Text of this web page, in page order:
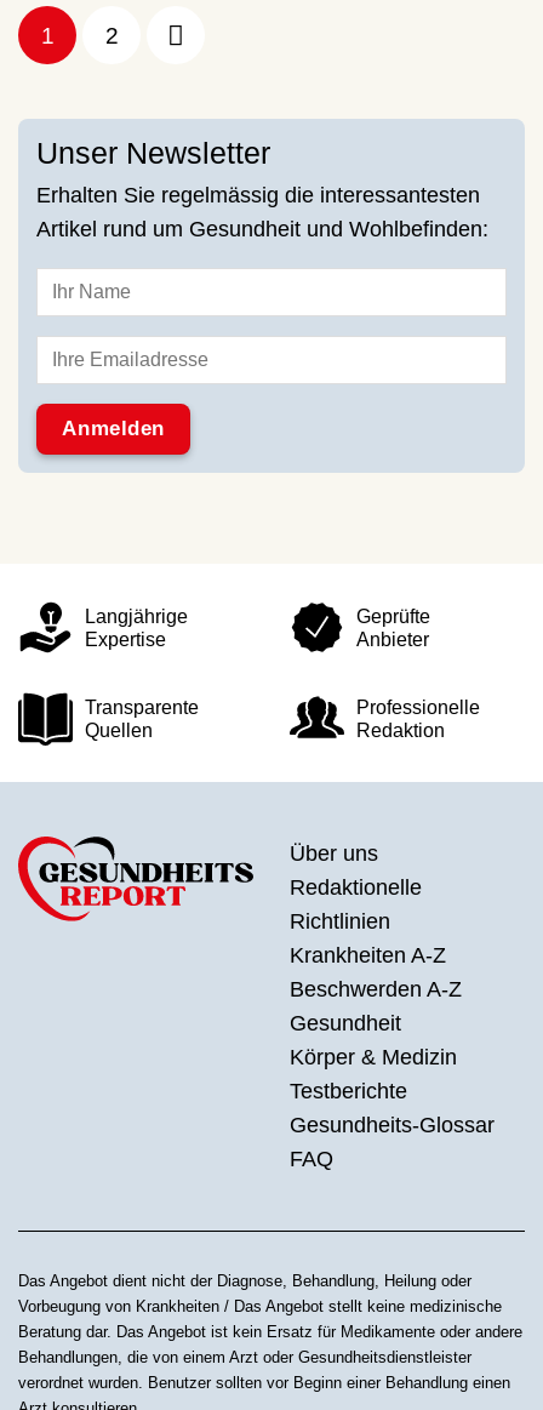
1 2
Unser Newsletter
Erhalten Sie regelmässig die interessantesten
Artikel rund um Gesundheit und Wohlbefinden:
Langjährige
Expertise
Geprüfte
Anbieter
Transparente
Quellen
Professionelle
Redaktion
Über uns
Redaktionelle
Richtlinien
Krankheiten A-Z
Beschwerden A-Z
Gesundheit
Körper & Medizin
Testberichte
Gesundheits-Glossar
FAQ
Das Angebot dient nicht der Diagnose, Behandlung, Heilung oder
Vorbeugung von Krankheiten / Das Angebot stellt keine medizinische
Beratung dar. Das Angebot ist kein Ersatz für Medikamente oder andere
Behandlungen, die von einem Arzt oder Gesundheitsdienstleister
verordnet wurden. Benutzer sollten vor Beginn einer Behandlung einen